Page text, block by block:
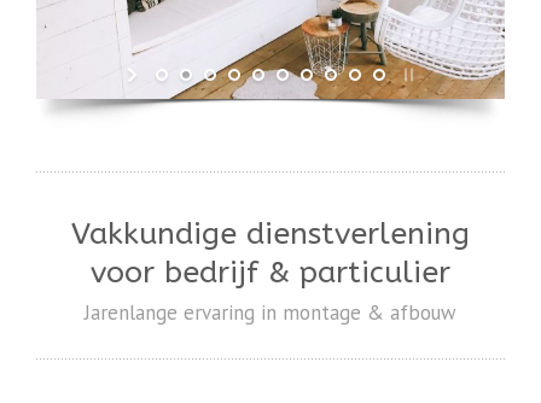
Vakkundige dienstverlening
voor bedrijf & particulier
Jarenlange ervaring in montage & afbouw